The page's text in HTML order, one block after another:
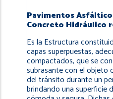
Pavimentos
Concreto Hidráulico
Es la Estructura
capas superpuestas,
compactados, que se
subrasante con el objeto
del tránsito durante un
brindando una superficie